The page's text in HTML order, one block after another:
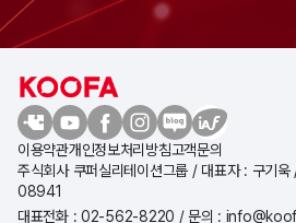
이용약관개인정보처리방침고객문의
주식회사 쿠퍼실리테이션그룹 / 대표자 : 구기
08941
대표전화 : 02-562-8220 / 문의 :